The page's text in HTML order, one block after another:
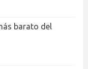
barato del